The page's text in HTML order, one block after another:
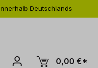
Deutschlands
0,00 €*